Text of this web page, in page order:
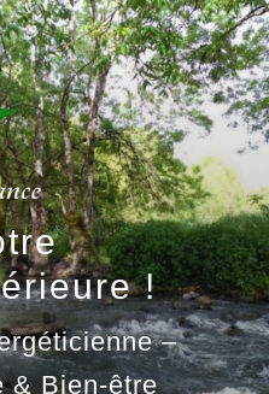
!
–
& Bien-être